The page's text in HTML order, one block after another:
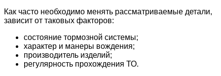
Как часто необходимо менять рассматриваемые детали,
зависит от таковых факторов:
состояние тормозной системы;
характер и манеры вождения;
производитель изделий;
регулярность прохождения ТО.